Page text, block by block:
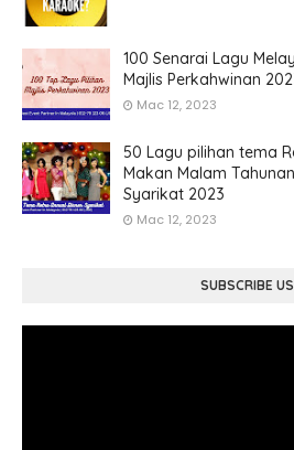
100 Senarai Lagu
Majlis Perkahwinan
Mac 12, 2023
50 Lagu pilihan tema
Makan Malam
Syarikat 2023
Mac 12, 2023
SUBSCRIBE US